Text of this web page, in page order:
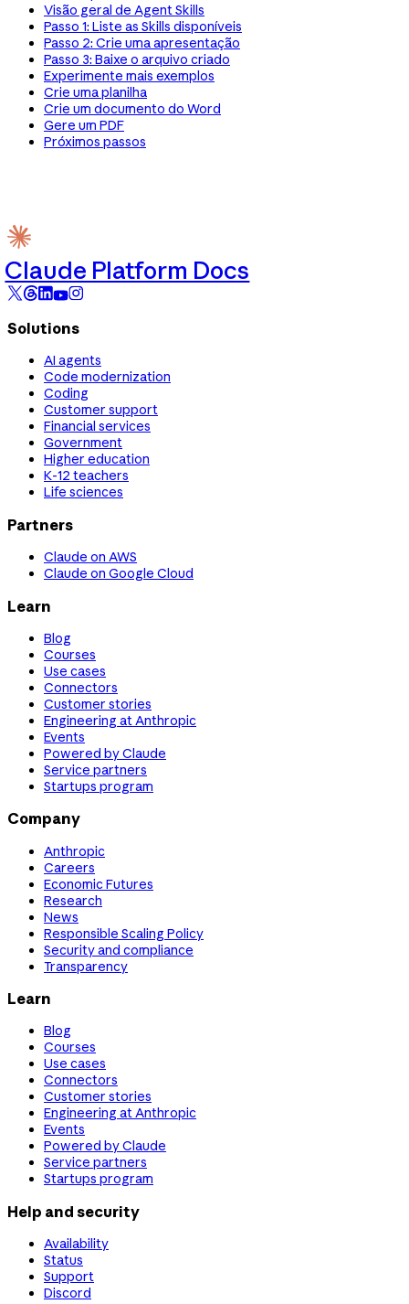
Visão geral de Agent Skills
Passo 1: Liste as Skills disponíveis
Passo 2: Crie uma apresentação
Passo 3: Baixe o arquivo criado
Experimente mais exemplos
Crie uma planilha
Crie um documento do Word
Gere um PDF
Próximos passos
Claude Platform Docs
Solutions
AI agents
Code modernization
Coding
Customer support
Financial services
Government
Higher education
K-12 teachers
Life sciences
Partners
Claude on AWS
Claude on Google Cloud
Learn
Blog
Courses
Use cases
Connectors
Customer stories
Engineering at Anthropic
Events
Powered by Claude
Service partners
Startups program
Company
Anthropic
Careers
Economic Futures
Research
News
Responsible Scaling Policy
Security and compliance
Transparency
Learn
Blog
Courses
Use cases
Connectors
Customer stories
Engineering at Anthropic
Events
Powered by Claude
Service partners
Startups program
Help and security
Availability
Status
Support
Discord